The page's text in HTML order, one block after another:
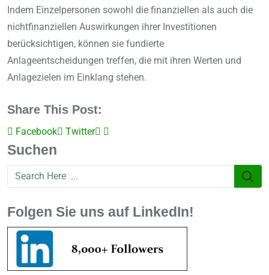
Indem Einzelpersonen sowohl die finanziellen als auch die
nichtfinanziellen Auswirkungen ihrer Investitionen
berücksichtigen, können sie fundierte
Anlageentscheidungen treffen, die mit ihren Werten und
Anlagezielen im Einklang stehen.
Share This Post:
Facebook Twitter LinkedIn
Email
Suchen
Folgen Sie uns auf LinkedIn!